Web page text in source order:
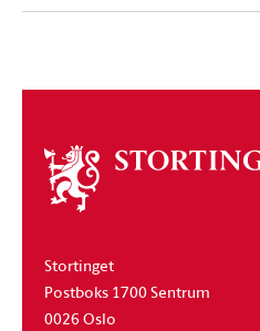
Om
stortinget
Stortinget
Postboks 1700 Sentrum
0026 Oslo